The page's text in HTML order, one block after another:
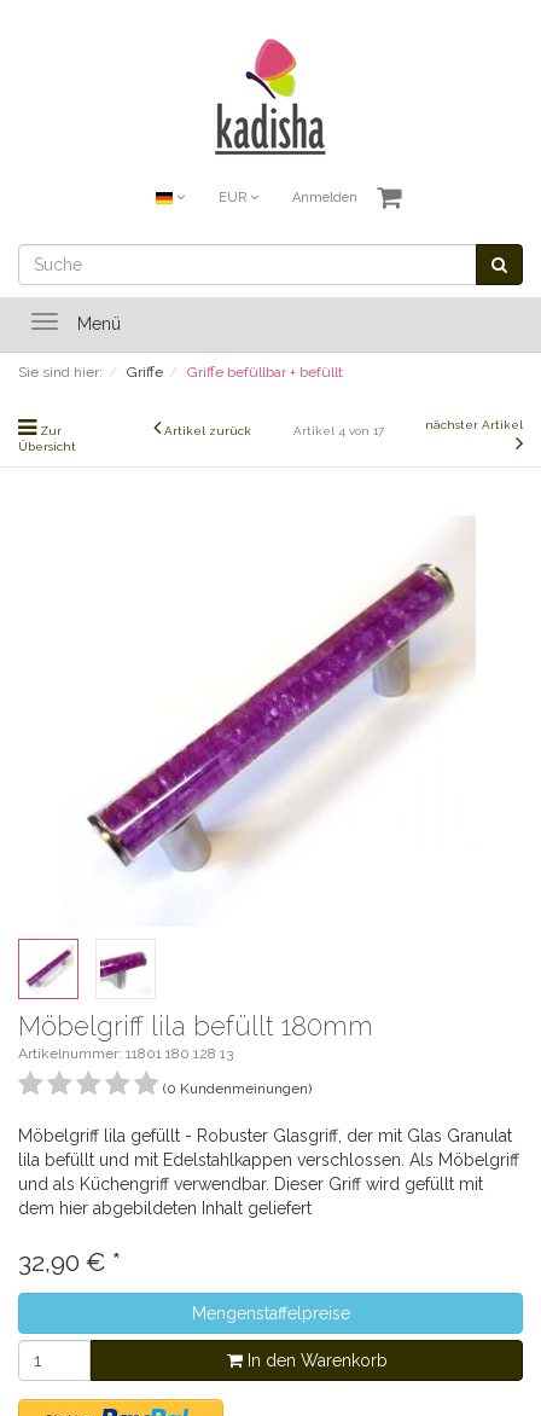
EUR Anmelden
ToggleMenü
Sie sind hier: Griffe Griffe befüllbar + befüllt
Zur
Übersicht
Artikel zurück Artikel 4 von 17 nächster Artikel
Möbelgriff lila befüllt 180mm
Artikelnummer: 11801 180 128 13
(0 Kundenmeinungen)
Möbelgriff lila gefüllt - Robuster Glasgriff, der mit Glas Granulat
lila befüllt und mit Edelstahlkappen verschlossen. Als Möbelgriff
und als Küchengriff verwendbar. Dieser Griff wird gefüllt mit
dem hier abgebildeten Inhalt geliefert
32,90 € *
Mengenstaffelpreise
In den Warenkorb